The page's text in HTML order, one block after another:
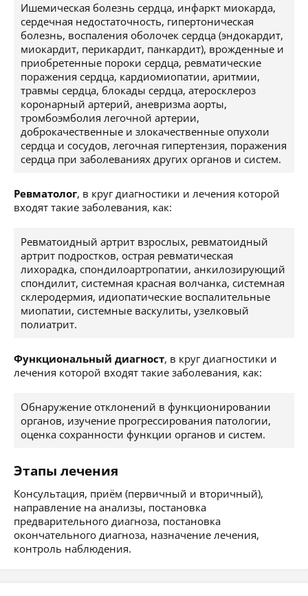
Ишемическая болезнь сердца, инфаркт миокарда,
сердечная недостаточность, гипертоническая
болезнь, воспаления оболочек сердца (эндокардит,
миокардит, перикардит, панкардит), врожденные и
приобретенные пороки сердца, ревматические
поражения сердца, кардиомиопатии, аритмии,
травмы сердца, блокады сердца, атеросклероз
коронарный артерий, аневризма аорты,
тромбоэмболия легочной артерии,
доброкачественные и злокачественные опухоли
сердца и сосудов, легочная гипертензия, поражения
сердца при заболеваниях других органов и систем.
Ревматолог, в круг диагностики и лечения которой
входят такие заболевания, как:
Ревматоидный артрит взрослых, ревматоидный
артрит подростков, острая ревматическая
лихорадка, спондилоартропатии, анкилозирующий
спондилит, системная красная волчанка, системная
склеродермия, идиопатические воспалительные
миопатии, системные васкулиты, узелковый
полиатрит.
Функциональный диагност, в круг диагностики и
лечения которой входят такие заболевания, как:
Обнаружение отклонений в функционировании
органов, изучение прогрессирования патологии,
оценка сохранности функции органов и систем.
Этапы лечения
Консультация, приём (первичный и вторичный),
направление на анализы, постановка
предварительного диагноза, постановка
окончательного диагноза, назначение лечения,
контроль наблюдения.